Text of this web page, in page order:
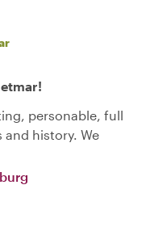
personable, full
history. We